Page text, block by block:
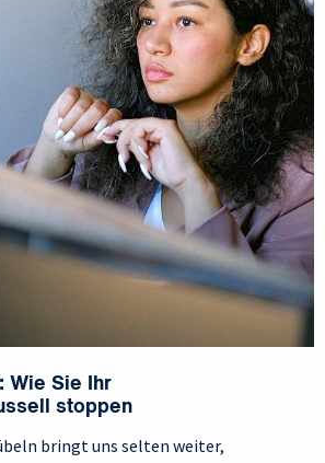
Wie Sie Ihr
stoppen
bringt uns selten weiter,